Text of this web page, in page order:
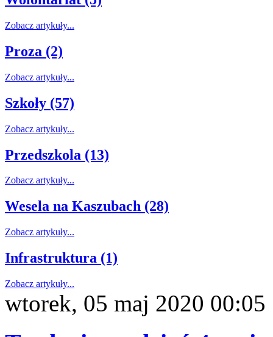
Zobacz artykuły...
Proza (2)
Zobacz artykuły...
Szkoły (57)
Zobacz artykuły...
Przedszkola (13)
Zobacz artykuły...
Wesela na Kaszubach (28)
Zobacz artykuły...
Infrastruktura (1)
Zobacz artykuły...
wtorek, 05 maj 2020 00:05